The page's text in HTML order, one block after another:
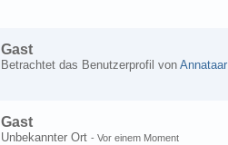
Gast
Betrachtet das Benutzerprofil von Annataar
Gast
Unbekannter Ort - Vor einem Moment